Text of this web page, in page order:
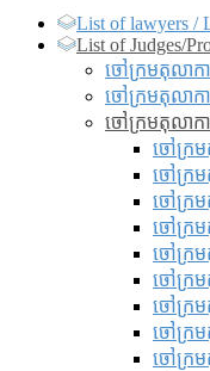
List of lawyers /
List of Judges/
ចៅក្រមតុលាក
ចៅក្រមតុលាក
ចៅក្រមតុលាកា
ចៅក្រម
ចៅក្រម
ចៅក្រម
ចៅក្រម
ចៅក្រម
ចៅក្រម
ចៅក្រម
ចៅក្រម
ចៅក្រម